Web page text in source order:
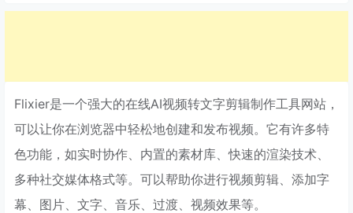
Flixier是一个强大的在线AI视频转文字剪辑制作工具网站，
可以让你在浏览器中轻松地创建和发布视频。它有许多特
色功能，如实时协作、内置的素材库、快速的渲染技术、
多种社交媒体格式等。可以帮助你进行视频剪辑、添加字
幕、图片、文字、音乐、过渡、视频效果等。